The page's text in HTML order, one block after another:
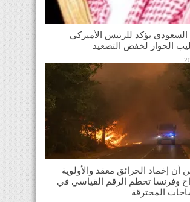
السعودي يؤكد للرئيس الأميركي
الحوار لخفض التصعيد
أن إخماد الحرائق معقد والأولوية
وفرنسا تحطم الرقم القياسي في
المحترقة